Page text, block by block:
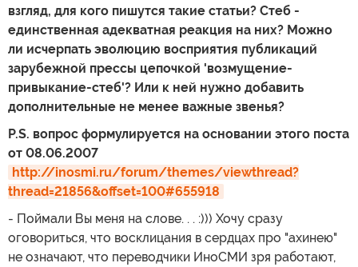
взгляд, для кого пишутся такие статьи? Стеб -
единственная адекватная реакция на них? Можно
ли исчерпать эволюцию восприятия публикаций
зарубежной прессы цепочкой 'возмущение-
привыкание-стеб'? Или к ней нужно добавить
дополнительные не менее важные звенья?
P.S. вопрос формулируется на основании этого поста
от 08.06.2007
http://inosmi.ru/forum/themes/viewthread?
thread=21856&offset=100#655918
- Поймали Вы меня на слове. . . :))) Хочу сразу
оговориться, что восклицания в сердцах про "ахинею"
не означают, что переводчики ИноСМИ зря работают,